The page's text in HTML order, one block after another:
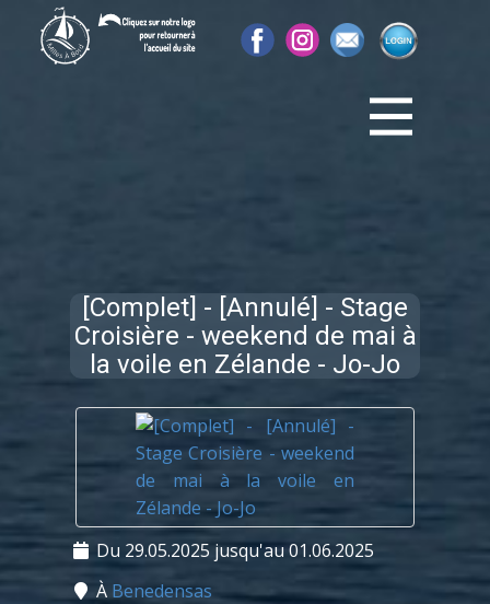
[Complet] - [Annulé] - Stage
Croisière - weekend de mai à
la voile en Zélande - Jo-Jo
Du 29.05.2025 jusqu'au 01.06.2025
À Benedensas